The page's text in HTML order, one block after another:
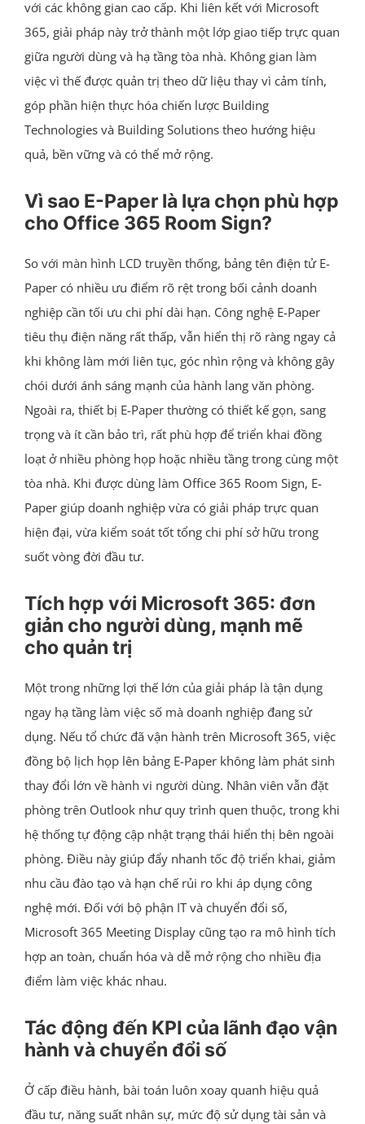
với các không gian cao cấp. Khi liên kết với Microsoft
365, giải pháp này trở thành một lớp giao tiếp trực quan
giữa người dùng và hạ tầng tòa nhà. Không gian làm
việc vì thế được quản trị theo dữ liệu thay vì cảm tính,
góp phần hiện thực hóa chiến lược Building
Technologies và Building Solutions theo hướng hiệu
quả, bền vững và có thể mở rộng.
Vì sao E-Paper là lựa chọn phù hợp
cho Office 365 Room Sign?
So với màn hình LCD truyền thống, bảng tên điện tử E-
Paper có nhiều ưu điểm rõ rệt trong bối cảnh doanh
nghiệp cần tối ưu chi phí dài hạn. Công nghệ E-Paper
tiêu thụ điện năng rất thấp, vẫn hiển thị rõ ràng ngay cả
khi không làm mới liên tục, góc nhìn rộng và không gây
chói dưới ánh sáng mạnh của hành lang văn phòng.
Ngoài ra, thiết bị E-Paper thường có thiết kế gọn, sang
trọng và ít cần bảo trì, rất phù hợp để triển khai đồng
loạt ở nhiều phòng họp hoặc nhiều tầng trong cùng một
tòa nhà. Khi được dùng làm Office 365 Room Sign, E-
Paper giúp doanh nghiệp vừa có giải pháp trực quan
hiện đại, vừa kiểm soát tốt tổng chi phí sở hữu trong
suốt vòng đời đầu tư.
Tích hợp với Microsoft 365: đơn
giản cho người dùng, mạnh mẽ
cho quản trị
Một trong những lợi thế lớn của giải pháp là tận dụng
ngay hạ tầng làm việc số mà doanh nghiệp đang sử
dụng. Nếu tổ chức đã vận hành trên Microsoft 365, việc
đồng bộ lịch họp lên bảng E-Paper không làm phát sinh
thay đổi lớn về hành vi người dùng. Nhân viên vẫn đặt
phòng trên Outlook như quy trình quen thuộc, trong khi
hệ thống tự động cập nhật trạng thái hiển thị bên ngoài
phòng. Điều này giúp đẩy nhanh tốc độ triển khai, giảm
nhu cầu đào tạo và hạn chế rủi ro khi áp dụng công
nghệ mới. Đối với bộ phận IT và chuyển đổi số,
Microsoft 365 Meeting Display cũng tạo ra mô hình tích
hợp an toàn, chuẩn hóa và dễ mở rộng cho nhiều địa
điểm làm việc khác nhau.
Tác động đến KPI của lãnh đạo vận
hành và chuyển đổi số
Ở cấp điều hành, bài toán luôn xoay quanh hiệu quả
đầu tư, năng suất nhân sự, mức độ sử dụng tài sản và